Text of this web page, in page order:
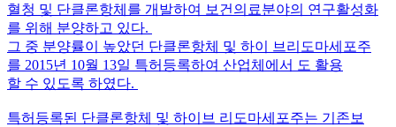
혈청 및 단클론항체를 개발하여 보건의료분야의 연구활성화
를 위해 분양하고 있다.
그 중 분양률이 높았던 단클론항체 및 하이 브리도마세포주
를 2015년 10월 13일 특허등록하여 산업체에서 도 활용
할 수 있도록 하였다.
특허등록된 단클론항체 및 하이브 리도마세포주는 기존보